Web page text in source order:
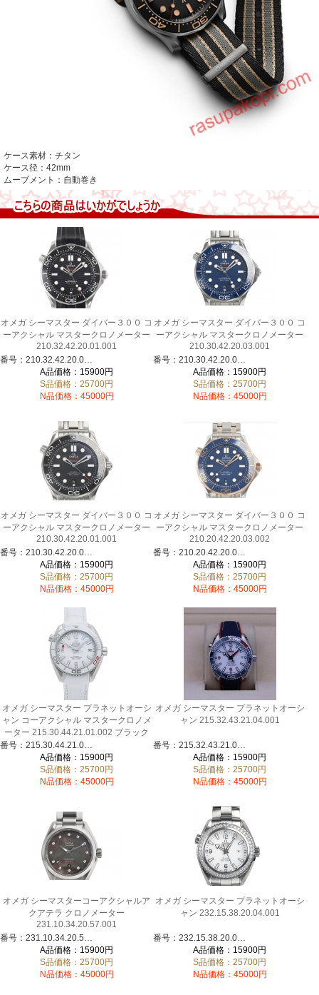
ケース素材：チタン
ケース径：42mm
ムーブメント：自動巻き
オメガ シーマスター ダイバー３００ コ
ーアクシャル マスタークロノメーター
210.32.42.20.01.001
番号：210.32.42.20.01.001
A品価格：15900円
S品価格：25700円
N品価格：45000円
オメガ シーマスター ダイバー３００ コ
ーアクシャル マスタークロノメーター
210.30.42.20.03.001
番号：210.30.42.20.03.001
A品価格：15900円
S品価格：25700円
N品価格：45000円
オメガ シーマスター ダイバー３００ コ
ーアクシャル マスタークロノメーター
210.30.42.20.01.001
番号：210.30.42.20.01.001
A品価格：15900円
S品価格：25700円
N品価格：45000円
オメガ シーマスター ダイバー３００ コ
ーアクシャル マスタークロノメーター
210.20.42.20.03.002
番号：210.20.42.20.03.002
A品価格：15900円
S品価格：25700円
N品価格：45000円
オメガ シーマスター プラネットオーシ
ャン コーアクシャル マスタークロノメ
ーター 215.30.44.21.01.002 ブラック
番号：215.30.44.21.01.002
A品価格：15900円
S品価格：25700円
N品価格：45000円
オメガ シーマスター プラネットオーシ
ャン 215.32.43.21.04.001
番号：215.32.43.21.04.001
A品価格：15900円
S品価格：25700円
N品価格：45000円
オメガ シーマスターコーアクシャルア
クアテラ クロノメーター
231.10.34.20.57.001
番号：231.10.34.20.57.001
A品価格：15900円
S品価格：25700円
N品価格：45000円
オメガ シーマスター プラネットオーシ
ャン 232.15.38.20.04.001
番号：232.15.38.20.04.001
A品価格：15900円
S品価格：25700円
N品価格：45000円